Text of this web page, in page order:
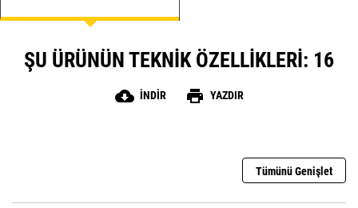
maliyetlerinizi yönetmenize
ŞU ÜRÜNÜN TEKNIK ÖZELLIKLERI: 16
cloud_download İNDIR print YAZDIR
Tümünü Genişlet